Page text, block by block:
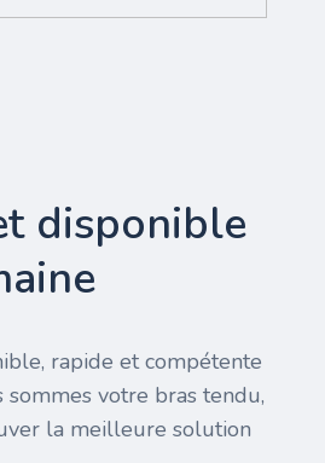
disponible
rapide et compétente
votre bras tendu,
la meilleure solution